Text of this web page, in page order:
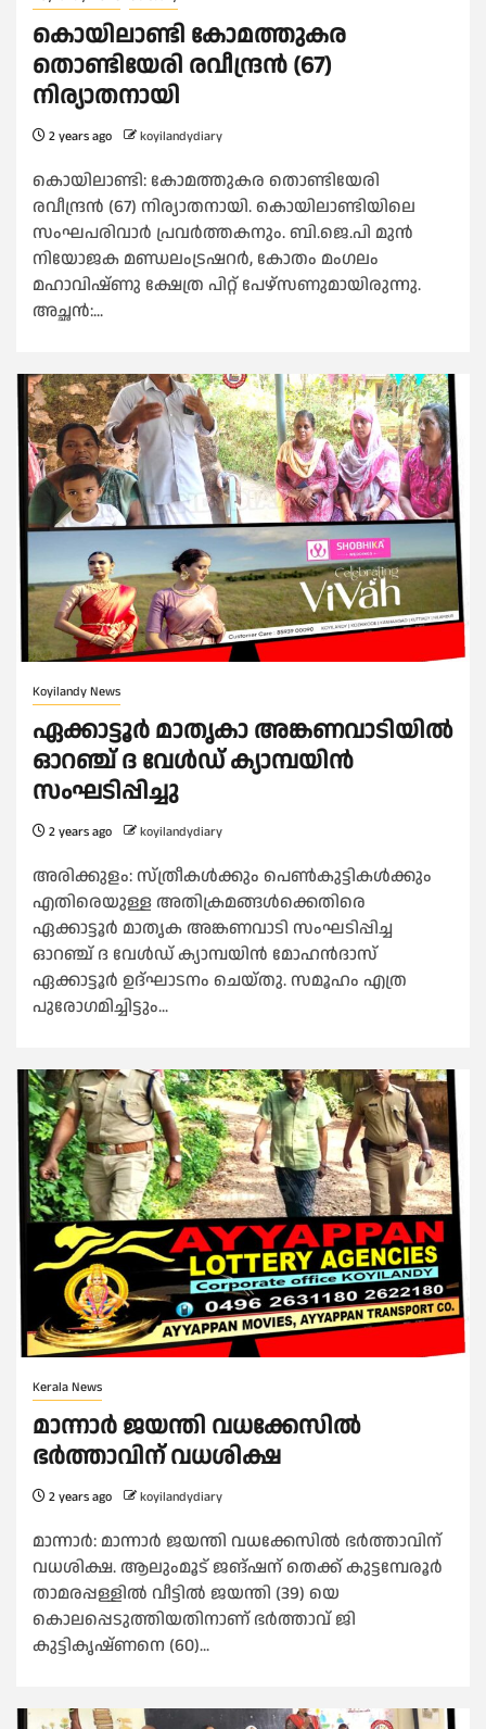
കൊയിലാണ്ടി കോമത്തുകര
തൊണ്ടിയേരി രവീന്ദ്രൻ (67)
നിര്യാതനായി
2 years ago koyilandydiary
കൊയിലാണ്ടി: കോമത്തുകര തൊണ്ടിയേരി
രവീന്ദ്രൻ (67) നിര്യാതനായി. കൊയിലാണ്ടിയിലെ
സംഘപരിവാർ പ്രവർത്തകനും. ബി.ജെ.പി മുൻ
നിയോജക മണ്ഡലംട്രഷറർ, കോതം മംഗലം
മഹാവിഷ്ണു ക്ഷേത്ര പിറ്റ് പേഴ്സണുമായിരുന്നു.
അച്ഛൻ:...
Koyilandy News
ഏക്കാട്ടൂർ മാതൃകാ അങ്കണവാടിയിൽ
ഓറഞ്ച് ദ വേൾഡ് ക്യാമ്പയിൻ
സംഘടിപ്പിച്ചു
2 years ago koyilandydiary
അരിക്കുളം: സ്ത്രീകൾക്കും പെൺകുട്ടികൾക്കും
എതിരെയുള്ള അതിക്രമങ്ങൾക്കെതിരെ
ഏക്കാട്ടൂർ മാതൃക അങ്കണവാടി സംഘടിപ്പിച്ച
ഓറഞ്ച് ദ വേൾഡ് ക്യാമ്പയിൻ മോഹൻദാസ്
ഏക്കാട്ടൂർ ഉദ്ഘാടനം ചെയ്തു. സമൂഹം എത്ര
പുരോഗമിച്ചിട്ടും...
Kerala News
മാന്നാർ ജയന്തി വധക്കേസിൽ
ഭർത്താവിന് വധശിക്ഷ
2 years ago koyilandydiary
മാന്നാർ: മാന്നാർ ജയന്തി വധക്കേസിൽ ഭർത്താവിന്
വധശിക്ഷ. ആലുംമൂട് ജങ്ഷന് തെക്ക് കുട്ടമ്പേരൂർ
താമരപ്പള്ളിൽ വീട്ടിൽ ജയന്തി (39) യെ
കൊലപ്പെടുത്തിയതിനാണ് ഭർത്താവ് ജി
കുട്ടികൃഷ്‌ണനെ (60)...